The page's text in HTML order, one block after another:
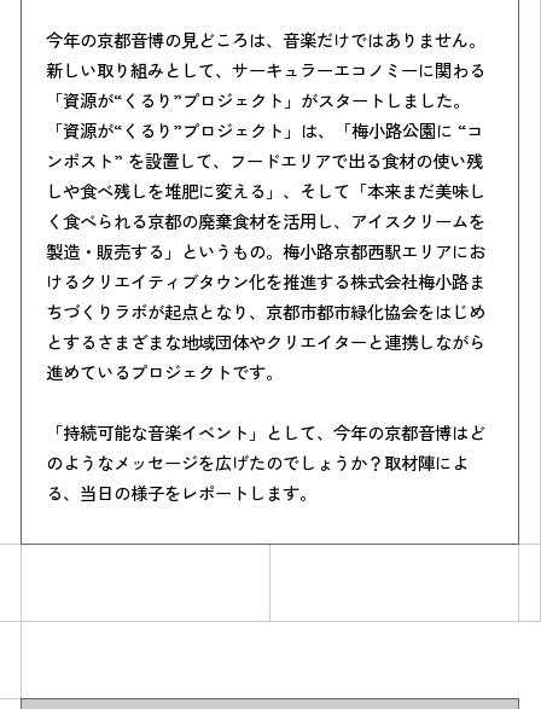
今年の京都音博の見どころは、音楽だけではありません。
新しい取り組みとして、サーキュラーエコノミーに関わる
「資源が“くるり”プロジェクト」がスタートしました。
「資源が“くるり”プロジェクト」は、「梅小路公園に “コ
ンポスト” を設置して、フードエリアで出る食材の使い残
しや食べ残しを堆肥に変える」、そして「本来まだ美味し
く食べられる京都の廃棄食材を活用し、アイスクリームを
製造・販売する」というもの。梅小路京都西駅エリアにお
けるクリエイティブタウン化を推進する株式会社梅小路ま
ちづくりラボが起点となり、京都市都市緑化協会をはじめ
とするさまざまな地域団体やクリエイターと連携しながら
進めているプロジェクトです。
「持続可能な音楽イベント」として、今年の京都音博はど
のようなメッセージを広げたのでしょうか？取材陣によ
る、当日の様子をレポートします。